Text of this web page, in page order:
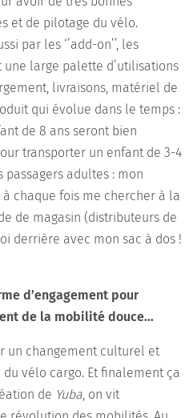
et de pilotage du vélo.
par les ‘’add-on’’, les
large palette d’utilisations
livraisons, matériel de
qui évolue dans le temps :
de 8 ans seront bien
transporter un enfant de 3-4
passagers adultes : mon
chaque fois me chercher à la
de magasin (distributeurs de
derrière avec mon sac à dos !
d’engagement pour
de la mobilité douce…
un changement culturel et
vélo cargo. Et finalement ça
de Yuba, on vit